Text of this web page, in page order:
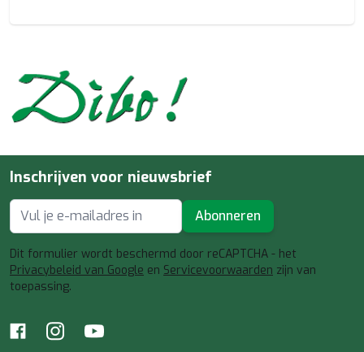
Inschrijven voor nieuwsbrief
E-mailadres Abonneren
Dit formulier wordt beschermd door reCAPTCHA - het
Privacybeleid van Google en Servicevoorwaarden zijn van
toepassing.